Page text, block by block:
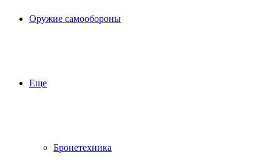
Оружие самообороны
Еще
Бронетехника